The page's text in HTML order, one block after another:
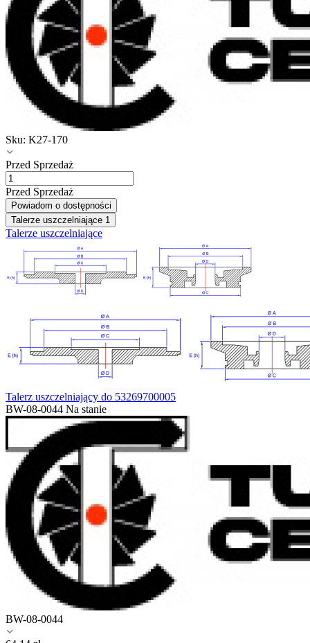
Sku: K27-170
Przed Sprzedaż
Przed Sprzedaż
Powiadom o dostępności
Talerze uszczelniające 1
Talerze uszczelniające
Talerz uszczelniający do 53269700005
BW-08-0044 Na stanie
BW-08-0044